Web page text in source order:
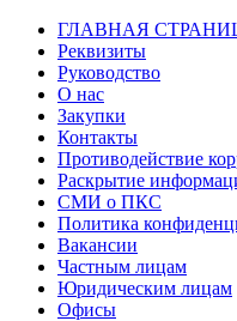
ГЛАВНАЯ
Реквизиты
Руководство
О нас
Закупки
Контакты
Противодействие
Раскрытие
СМИ о ПКС
Политика
Вакансии
Частным лицам
Юридическим лицам
Офисы